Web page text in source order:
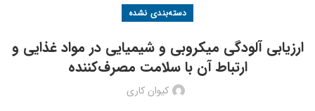
دسته‌بندی نشده
ارزیابی آلودگی میکروبی و شیمیایی در مواد غذایی و
ارتباط آن با سلامت مصرف‌کننده
کیوان کاری